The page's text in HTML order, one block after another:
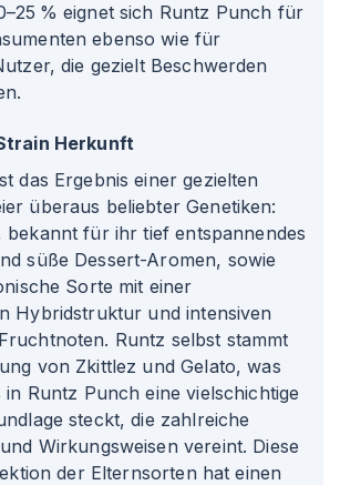
% eignet sich Runtz Punch für
ebenso wie für
die gezielt Beschwerden
Herkunft
das Ergebnis einer gezielten
überaus beliebter Genetiken:
bekannt für ihr tief entspannendes
süße Dessert-Aromen, sowie
Sorte mit einer
Hybridstruktur und intensiven
Runtz selbst stammt
von Zkittlez und Gelato, was
in Runtz Punch eine vielschichtige
steckt, die zahlreiche
Wirkungsweisen vereint. Diese
der Elternsorten hat einen